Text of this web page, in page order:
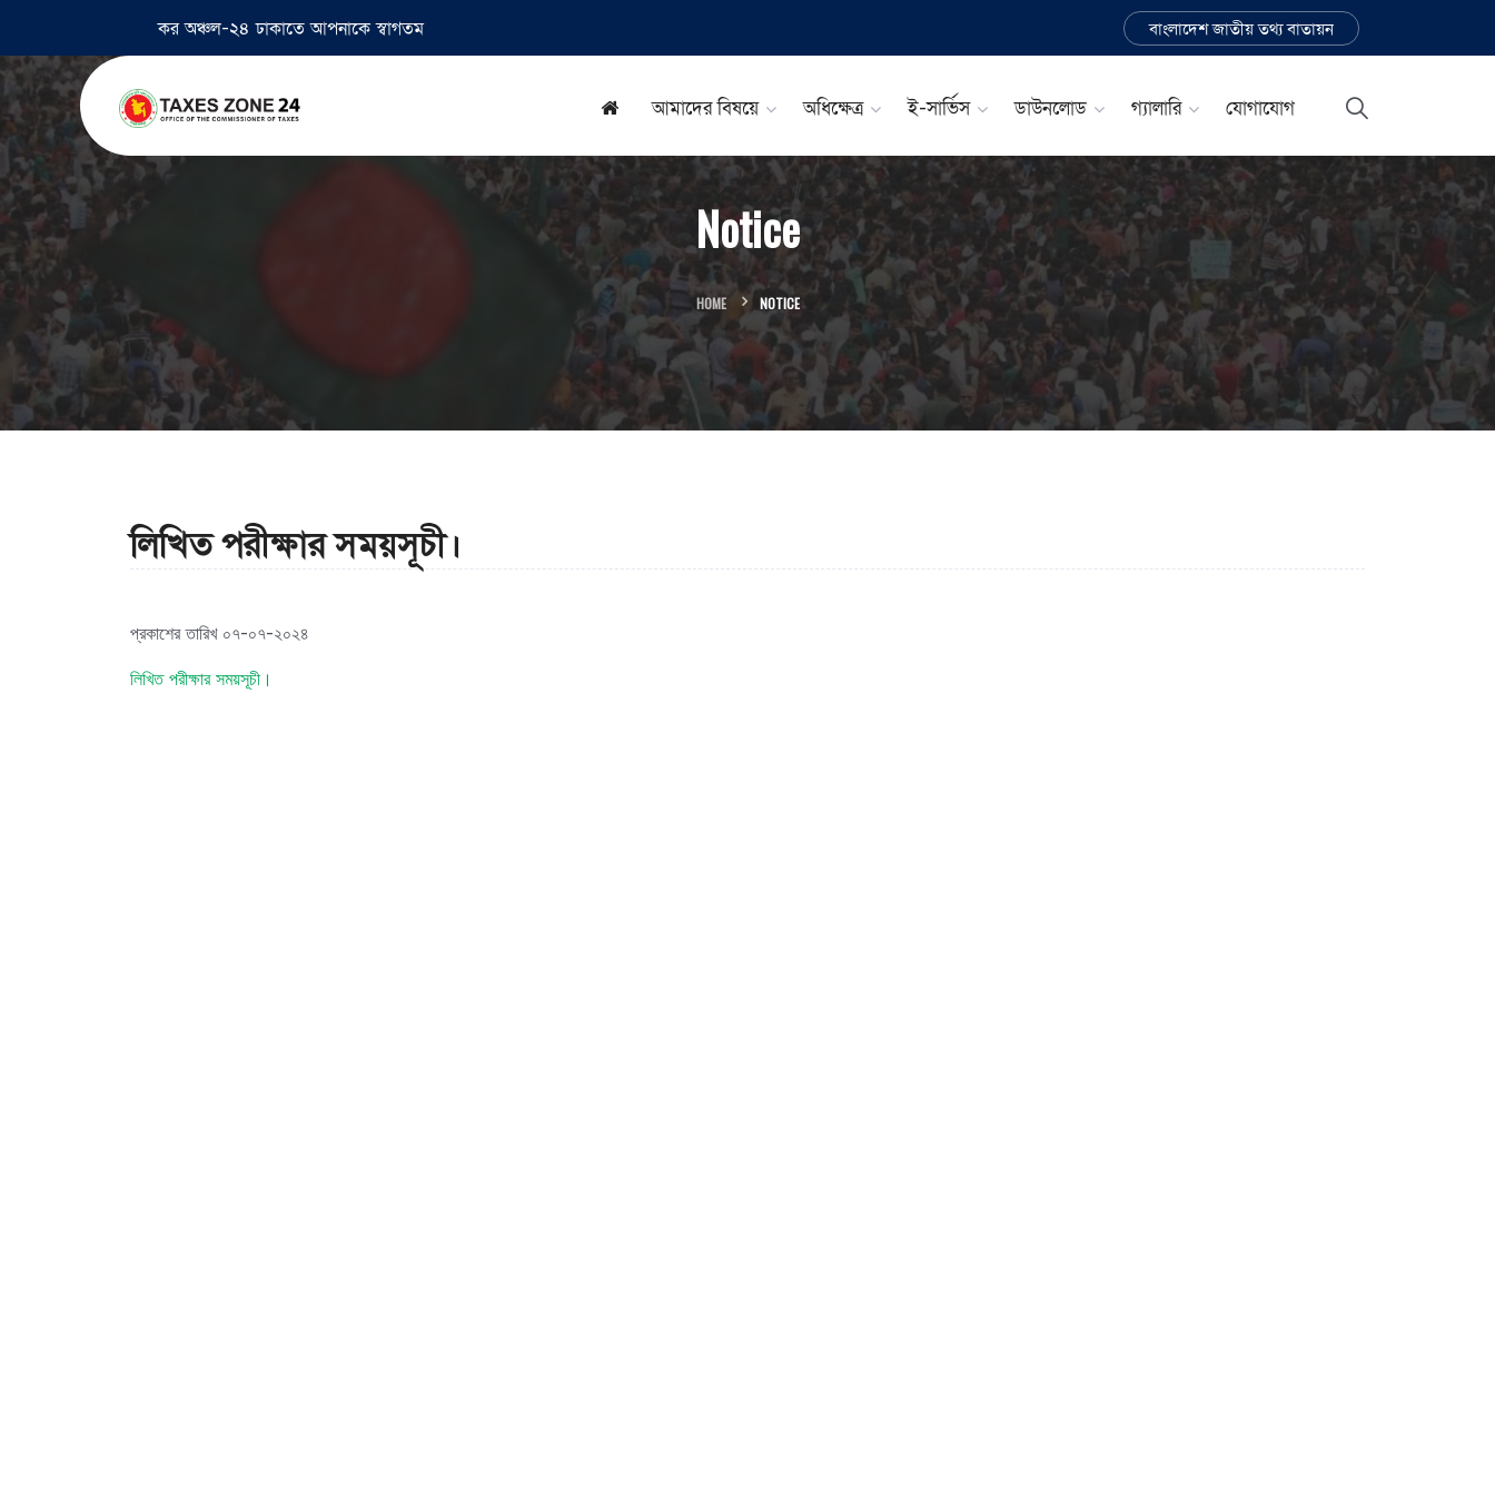
কর অঞ্চল-২৪ ঢাকাতে আপনাকে স্বাগতম বাংলাদেশ জাতীয় তথ্য বাতায়ন
আমাদের বিষয়ে অধিক্ষেত্র ই-সার্ভিস ডাউনলোড গ্যালারি যোগাযোগ
Notice
HOME NOTICE
লিখিত পরীক্ষার সময়সূচী।
প্রকাশের তারিখ ০৭-০৭-২০২৪
লিখিত পরীক্ষার সময়সূচী।